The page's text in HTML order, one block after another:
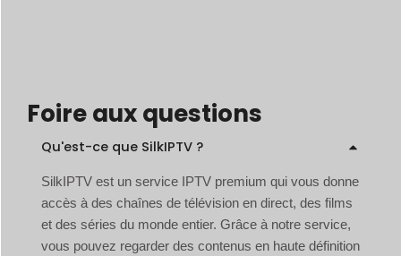
Foire aux questions
Qu'est-ce que SilkIPTV ?
SilkIPTV est un service IPTV premium qui vous donne
accès à des chaînes de télévision en direct, des films
et des séries du monde entier. Grâce à notre service,
vous pouvez regarder des contenus en haute définition